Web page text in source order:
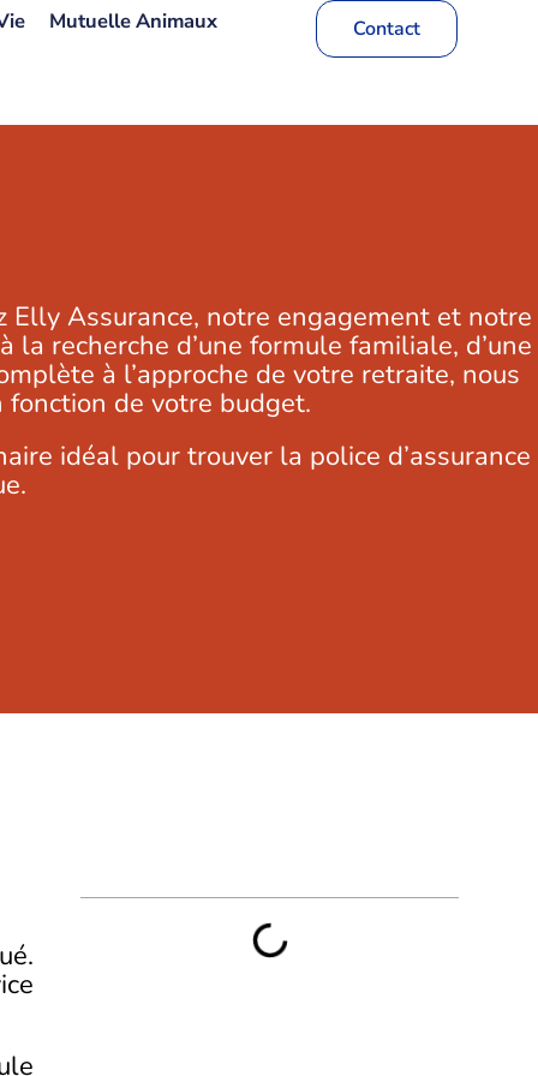
Mutuelle Animaux Contact
Elly Assurance, notre engagement et notre
recherche d’une formule familiale, d’une
à l’approche de votre retraite, nous
de votre budget.
idéal pour trouver la police d’assurance